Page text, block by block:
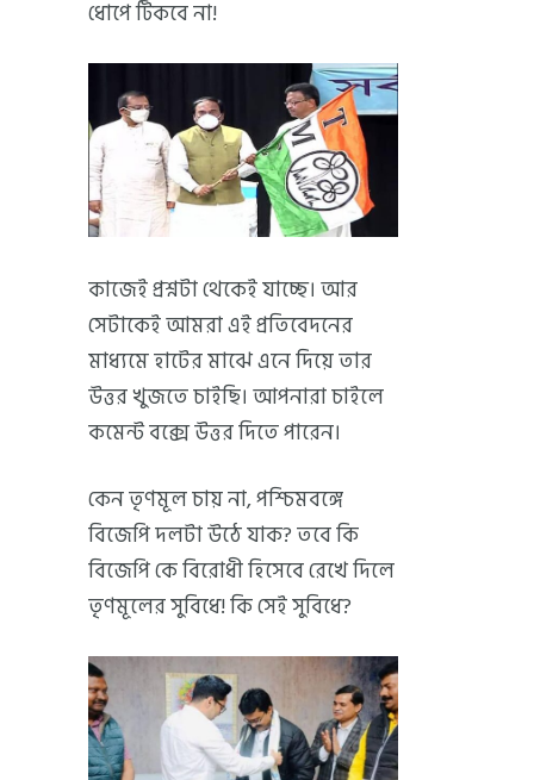
ধোপে টিকবে না!
কাজেই প্রশ্নটা থেকেই যাচ্ছে। আর
সেটাকেই আমরা এই প্রতিবেদনের
মাধ্যমে হাটের মাঝে এনে দিয়ে তার
উত্তর খুজতে চাইছি। আপনারা চাইলে
কমেন্ট বক্সে উত্তর দিতে পারেন।
কেন তৃণমূল চায় না, পশ্চিমবঙ্গে
বিজেপি দলটা উঠে যাক? তবে কি
বিজেপি কে বিরোধী হিসেবে রেখে দিলে
তৃণমূলের সুবিধে! কি সেই সুবিধে?